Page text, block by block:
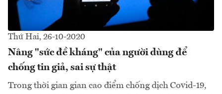
Thứ Hai, 26-10-2020
Nâng "sức đề kháng" của người dùng để
chống tin giả, sai sự thật
Trong thời gian gian cao điểm chống dịch Covid-19,